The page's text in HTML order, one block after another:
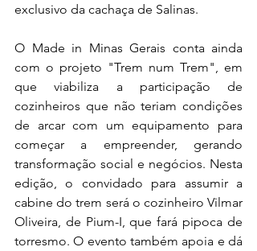
exclusivo da cachaça de Salinas.
O Made in Minas Gerais conta ainda
com o projeto "Trem num Trem", em
que viabiliza a participação de
cozinheiros que não teriam condições
de arcar com um equipamento para
começar a empreender, gerando
transformação social e negócios. Nesta
edição, o convidado para assumir a
cabine do trem será o cozinheiro Vilmar
Oliveira, de Pium-I, que fará pipoca de
torresmo. O evento também apoia e dá